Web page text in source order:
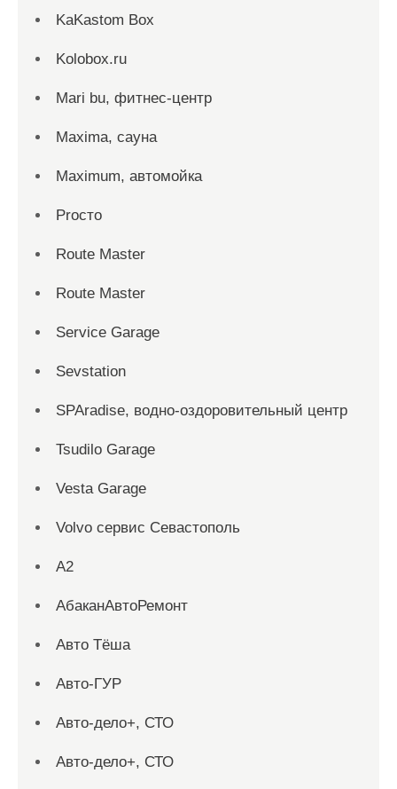
KaKastom Box
Kolobox.ru
Mari bu, фитнес-центр
Maxima, сауна
Maximum, автомойка
Proсто
Route Master
Route Master
Service Garage
Sevstation
SPAradise, водно-оздоровительный центр
Tsudilo Garage
Vesta Garage
Volvo сервис Севастополь
А2
АбаканАвтоРемонт
Авто Тёша
Авто-ГУР
Авто-дело+, СТО
Авто-дело+, СТО